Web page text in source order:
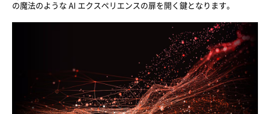
の魔法のような AI エクスペリエンスの扉を開く鍵となります。